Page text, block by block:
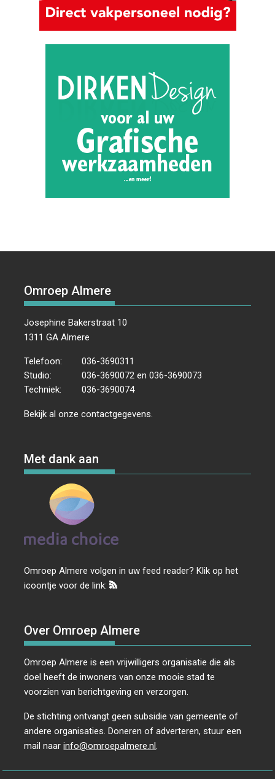
Omroep Almere
Josephine Bakerstraat 10
1311 GA Almere
Telefoon:
036-3690311
Studio:
036-3690072 en 036-3690073
Techniek:
036-3690074
Bekijk al onzecontactgegevens
Met dank aan
Omroep Almere volgen in uw feed reader? Klik op het
icoontje voor de link:
Over Omroep Almere
Omroep Almere is een vrijwilligers organisatie die als
doel heeft de inwoners van onze mooie stad te
voorzien van berichtgeving en verzorgen.
De stichting ontvangt geen subsidie van gemeente of
andere organisaties. Doneren of adverteren, stuur een
mail naarinfo@omroepalmere.nl.